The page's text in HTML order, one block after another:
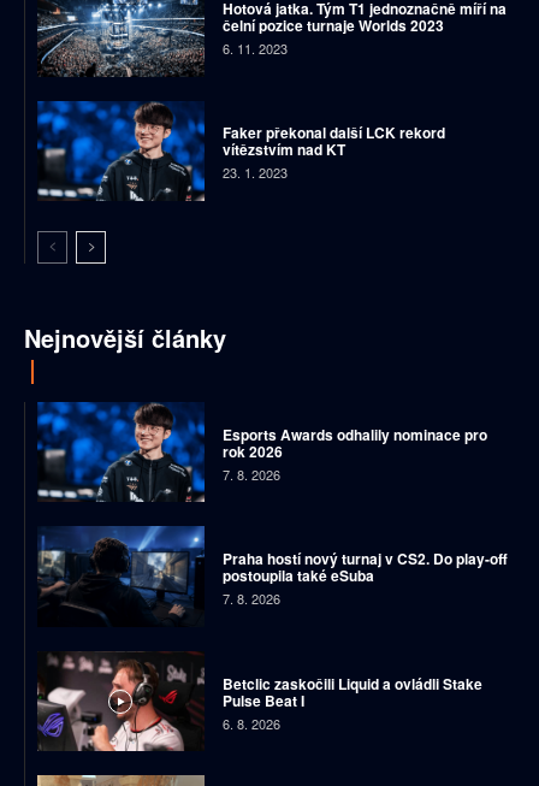
Hotová jatka. Tým T1 jednoznačně míří na
čelní pozice turnaje Worlds 2023
6. 11. 2023
Faker překonal další LCK rekord
vítězstvím nad KT
23. 1. 2023
Nejnovější články
Esports Awards odhalily nominace pro
rok 2026
7. 8. 2026
Praha hostí nový turnaj v CS2. Do play-off
postoupila také eSuba
7. 8. 2026
Betclic zaskočili Liquid a ovládli Stake
Pulse Beat I
6. 8. 2026